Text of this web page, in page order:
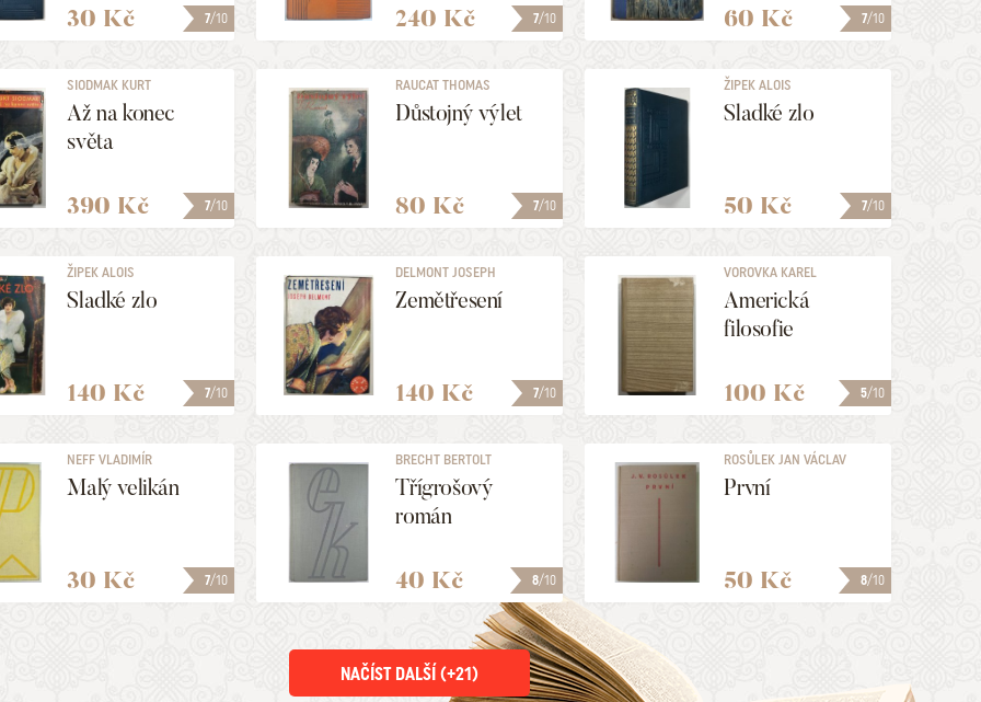
7/10
30 Kč 7/10
240 Kč 7/10
60 Kč
7/10
SIODMAK KURT
Až na konec
světa
390 Kč 7/10
RAUCAT THOMAS
Důstojný výlet
80 Kč 7/10
ŽIPEK ALOIS
Sladké zlo
50 Kč
7/10
ŽIPEK ALOIS
Sladké zlo
140 Kč 7/10
DELMONT JOSEPH
Zemětřesení
140 Kč 5/10
VOROVKA KAREL
Americká
filosofie
100 Kč
7/10
NEFF VLADIMÍR
Malý velikán
30 Kč 8/10
BRECHT BERTOLT
Třígrošový
román
40 Kč 8/10
ROSŮLEK JAN VÁCLAV
První
50 Kč
NAČÍST DALŠÍ (+21)